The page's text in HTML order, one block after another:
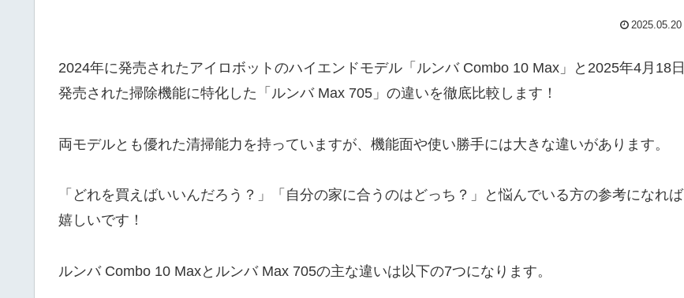
2025.05.20
2024年に発売されたアイロボットのハイエンドモデル「ルンバ Combo 10 Max」と2025年4月18日
発売された掃除機能に特化した「ルンバ Max 705」の違いを徹底比較します！
両モデルとも優れた清掃能力を持っていますが、機能面や使い勝手には大きな違いがあります。
「どれを買えばいいんだろう？」「自分の家に合うのはどっち？」と悩んでいる方の参考になれば
嬉しいです！
ルンバ Combo 10 Maxとルンバ Max 705の主な違いは以下の7つになります。